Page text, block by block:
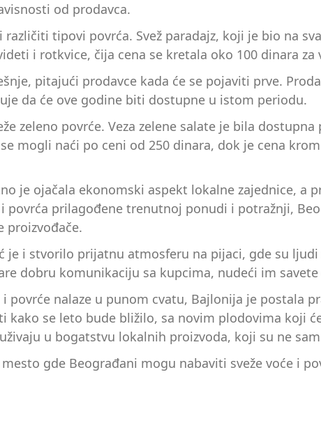
od prodavca.
tipovi povrća. Svež paradajz, koji je bio na
i rotkvice, čija cena se kretala oko 100 dinara za
pitajući prodavce kada će se pojaviti prve.
da će ove godine biti dostupne u istom periodu.
zeleno povrće. Veza zelene salate je bila
mogli naći po ceni od 250 dinara, dok je cena
je ojačala ekonomski aspekt lokalne zajednice, a
povrća prilagođene trenutnoj ponudi i potražnji,
proizvođače.
je i stvorilo prijatnu atmosferu na pijaci, gde su
dobru komunikaciju sa kupcima, nudeći im
povrće nalaze u punom cvatu, Bajlonija je postala
kako se leto bude bližilo, sa novim plodovima koji
u bogatstvu lokalnih proizvoda, koji su ne
gde Beograđani mogu nabaviti sveže voće i